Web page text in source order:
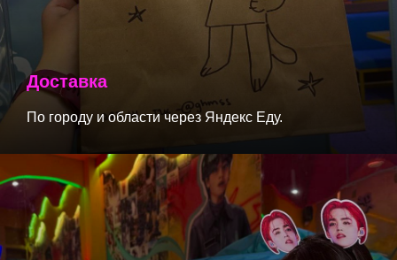
Доставка
По городу и области через Яндекс Еду.